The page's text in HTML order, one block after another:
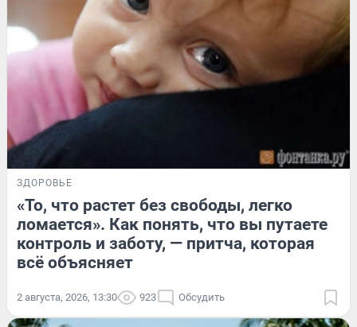
ЗДОРОВЬЕ
«То, что растет без свободы, легко
ломается». Как понять, что вы путаете
контроль и заботу, — притча, которая
всё объясняет
2 августа, 2026, 13:30 923 Обсудить